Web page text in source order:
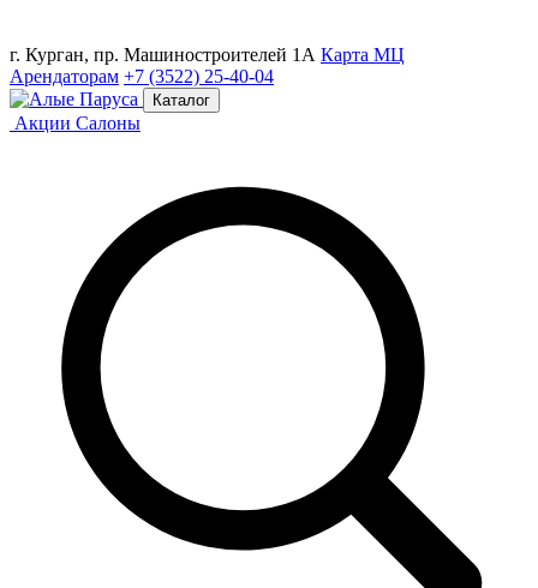
г. Курган, пр. Машиностроителей 1А Карта МЦ
Арендаторам +7 (3522) 25-40-04
Каталог
Акции Салоны